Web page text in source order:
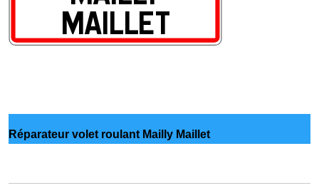
Réparateur volet roulant Mailly Maillet